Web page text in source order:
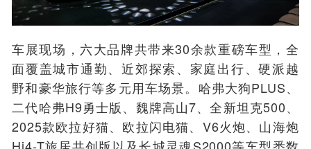
车展现场，六大品牌共带来30余款重磅车型，全
面覆盖城市通勤、近郊探索、家庭出行、硬派越
野和豪华旅行等多元用车场景。哈弗大狗PLUS、
二代哈弗H9勇士版、魏牌高山7、全新坦克500、
2025款欧拉好猫、欧拉闪电猫、V6火炮、山海炮